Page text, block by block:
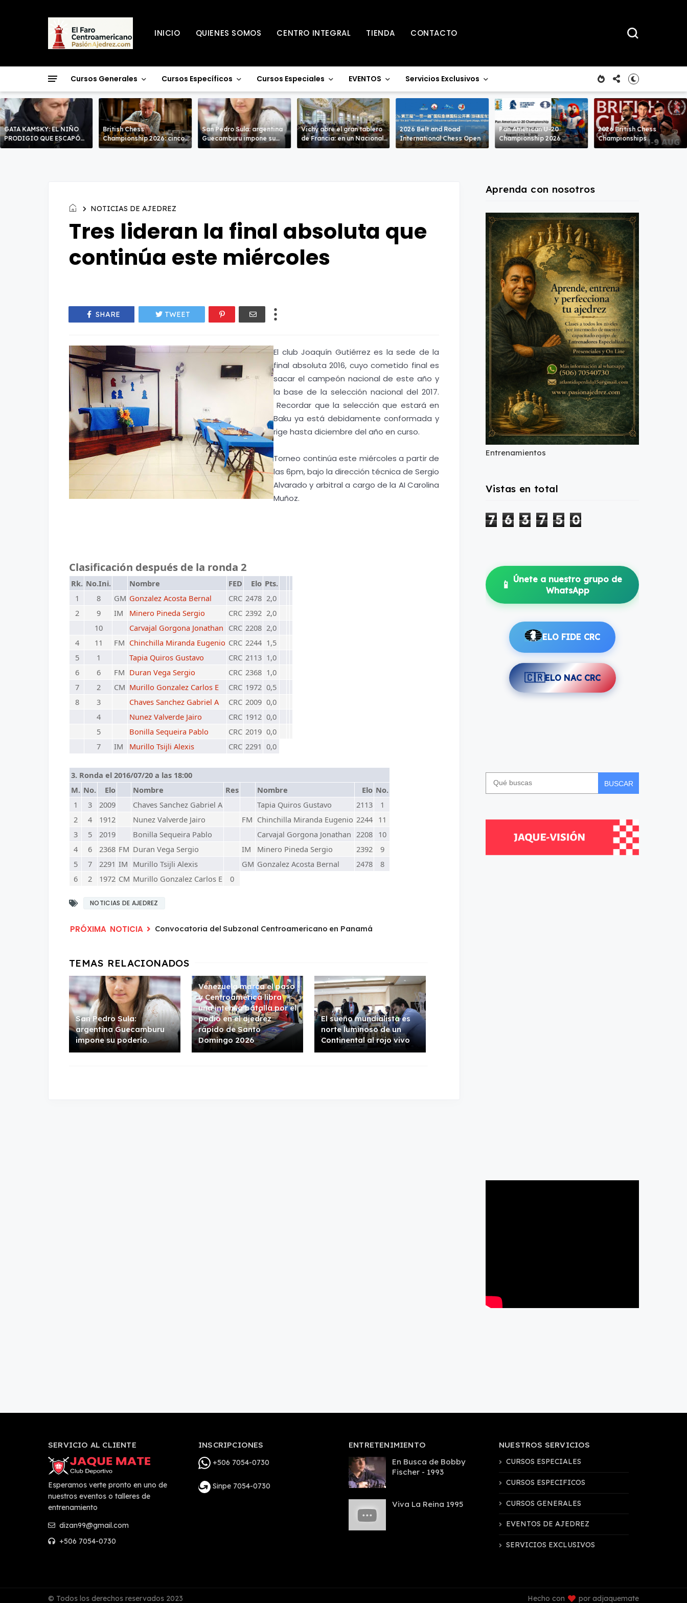
INICIO QUIENES SOMOS CENTRO INTEGRAL TIENDA CONTACTO
Cursos Generales Cursos Específicos Cursos Especiales EVENTOS Servicios Exclusivos
GATA KAMSKY: EL NIÑO
PRODIGIO QUE ESCAPÓ
DOS VECES!
British Chess
Championship 2026: cinco
líderes entran en la recta
San Pedro Sula: argentina
Guecamburu impone su
poderío.
Vichy abre el gran tablero
de Francia: en un Nacional
de alto nivel
2026 Belt and Road
International Chess Open
Pan American U-20
Championship 2026
2026 British Chess
Championships
NOTICIAS DE AJEDREZ
Tres lideran la final absoluta que
continúa este miércoles
SHARE TWEET
El club Joaquín Gutiérrez es la sede de la
final absoluta 2016, cuyo cometido final es
sacar el campeón nacional de este año y
la base de la selección nacional del 2017.
Recordar que la selección que estará en
Baku ya está debidamente conformada y
rige hasta diciembre del año en curso.
Torneo continúa este miércoles a partir de
las 6pm, bajo la dirección técnica de Sergio
Alvarado y arbitral a cargo de la AI Carolina
Muñoz.
Clasificación después de la ronda 2
Rk. No.Ini. Nombre FED Elo Pts.
1
8 GM Gonzalez Acosta Bernal CRC 2478 2,0
2
9 IM Minero Pineda Sergio CRC 2392 2,0
10
Carvajal Gorgona Jonathan CRC 2208 2,0
4
11 FM Chinchilla Miranda Eugenio CRC 2244 1,5
5
1 Tapia Quiros Gustavo CRC 2113 1,0
6
6 FM Duran Vega Sergio CRC 2368 1,0
7
2 CM Murillo Gonzalez Carlos E CRC 1972 0,5
8
3 Chaves Sanchez Gabriel A CRC 2009 0,0
4
Nunez Valverde Jairo CRC 1912 0,0
5
Bonilla Sequeira Pablo CRC 2019 0,0
7
IM Murillo Tsijli Alexis CRC 2291 0,0
3. Ronda el 2016/07/20 a las 18:00
M. No. Elo Nombre Res Nombre Elo No.
1
3 2009 Chaves Sanchez Gabriel A Tapia Quiros Gustavo 2113
1
2
4 1912 Nunez Valverde Jairo FM Chinchilla Miranda Eugenio 2244 11
3
5 2019 Bonilla Sequeira Pablo Carvajal Gorgona Jonathan 2208 10
4
6 2368 FM Duran Vega Sergio IM Minero Pineda Sergio 2392
9
5
7 2291 IM Murillo Tsijli Alexis GM Gonzalez Acosta Bernal 2478
8
6
2 1972 CM Murillo Gonzalez Carlos E 0
NOTICIAS DE AJEDREZ
Convocatoria del Subzonal Centroamericano en Panamá
San Pedro Sula:
argentina Guecamburu
impone su poderío.
Venezuela marca el paso
y Centroamérica libra
una intensa batalla por el
podio en el ajedrez
rápido de Santo
Domingo 2026
El sueño mundialista es
norte luminoso de un
Continental al rojo vivo
Aprenda con nosotros
Entrenamientos
Vistas en total
7 6 3 7 5 0
📱 Únete a nuestro grupo de
WhatsApp
ELO FIDE CRC
🇨🇷ELO NAC CRC
BUSCAR
SERVICIO AL CLIENTE
Esperamos verte pronto en uno de
nuestros eventos o talleres de
entrenamiento
dizan99@gmail.com
+506 7054-0730
INSCRIPCIONES
+506 7054-0730
Sinpe 7054-0730
ENTRETENIMIENTO
En Busca de Bobby
Fischer - 1993
Viva La Reina 1995
NUESTROS SERVICIOS
CURSOS ESPECIALES
CURSOS ESPECIFICOS
CURSOS GENERALES
EVENTOS DE AJEDREZ
SERVICIOS EXCLUSIVOS
© Todos los derechos reservados 2023 Hecho con por adjaquemate